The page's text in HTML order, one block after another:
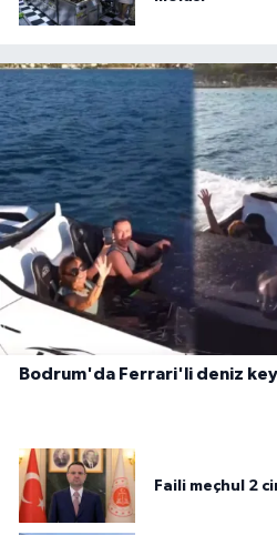
Bodrum'da Ferrari'li deniz
Faili meçhul 2